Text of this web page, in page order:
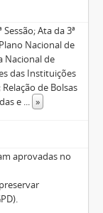
Ata da 3ª
Nacional de
Nacional de
das Instituições
de Bolsas
e ... »
aprovadas no